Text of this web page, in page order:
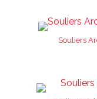
Souliers